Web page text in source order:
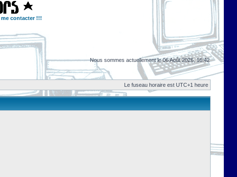
me contacter !!!
Nous sommes actuellement le 06 Août 2026, 16:42
Le fuseau horaire est UTC+1 heure